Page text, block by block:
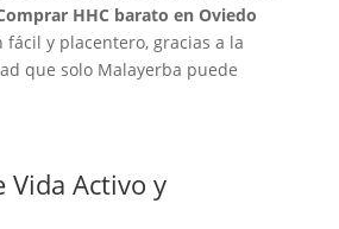
HHC barato en Oviedo
fácil y placentero, gracias a la
que solo Malayerba puede
Vida Activo y